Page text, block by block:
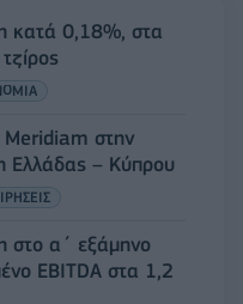
κατά 0,18%, στα
Meridiam στην
Ελλάδας – Κύπρου
στο α΄ εξάμηνο
EBITDA στα 1,2